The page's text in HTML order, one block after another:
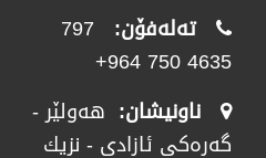
تەلەفۆن: 797
4635 750 964+
ناونیشان: هەولێر -
گەرەکی ئازادی - نزیك